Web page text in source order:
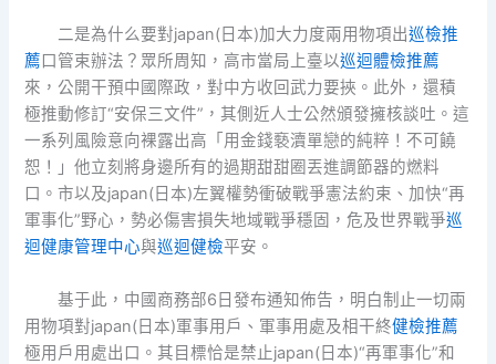
二是為什么要對japan(日本)加大力度兩用物項出巡檢推
薦口管束辦法？眾所周知，高市當局上臺以巡迴體檢推薦
來，公開干預中國際政，對中方收回武力要挾。此外，還積
極推動修訂“安保三文件”，其側近人士公然頒發擁核談吐。這
一系列風險意向裸露出高「用金錢褻瀆單戀的純粹！不可饒
恕！」他立刻將身邊所有的過期甜甜圈丟進調節器的燃料
口。市以及japan(日本)左翼權勢衝破戰爭憲法約束、加快“再
軍事化”野心，勢必傷害損失地域戰爭穩固，危及世界戰爭巡
迴健康管理中心與巡迴健檢平安。
基于此，中國商務部6日發布通知佈告，明白制止一切兩
用物項對japan(日本)軍事用戶、軍事用處及相干終健檢推薦
極用戶用處出口。其目標恰是禁止japan(日本)“再軍事化”和